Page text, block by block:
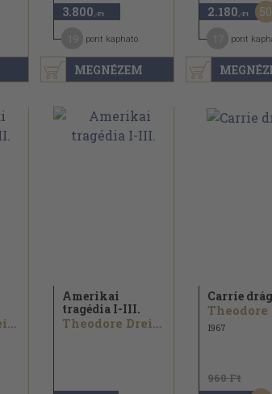
MEGNÉZEM
3.800 ,-Ft
pont kapható
2.180 ,-Ft 50
pont
Theodore Dreiser
Amerikai
tragédia I-III.
Theodore Dreiser
Carrie
1967
960 Ft